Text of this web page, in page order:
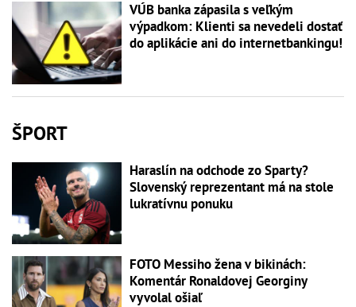
VÚB banka zápasila s veľkým
výpadkom: Klienti sa nevedeli dostať
do aplikácie ani do internetbankingu!
ŠPORT
Haraslín na odchode zo Sparty?
Slovenský reprezentant má na stole
lukratívnu ponuku
FOTO Messiho žena v bikinách:
Komentár Ronaldovej Georginy
vyvolal ošiaľ